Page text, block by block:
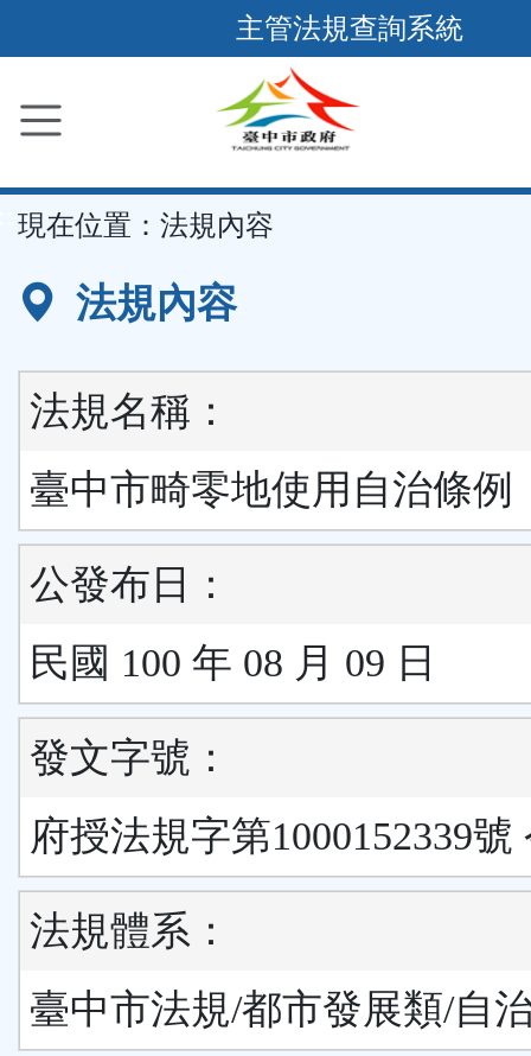
到
要
容
區
主管法規查詢系統
現在位置： 法規內容
法規內容
法規名稱：
臺中市畸零地使用自治條例
公發布日：
民國 100 年 08 月 09 日
發文字號：
府授法規字第1000152339號
法規體系：
臺中市法規/都市發展類/自